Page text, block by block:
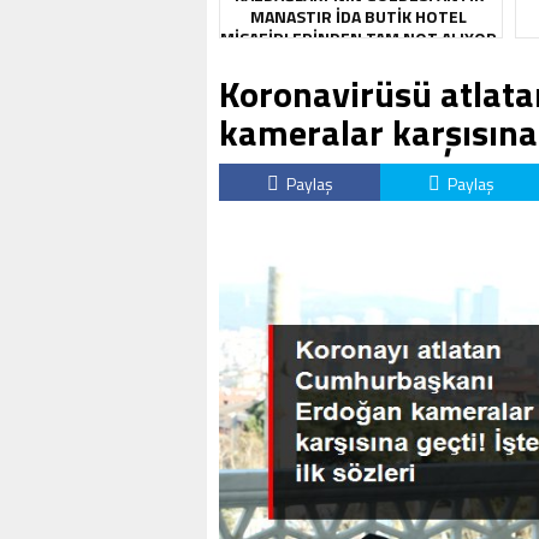
MANASTIR İDA BUTIK HOTEL
MISAFIRLERINDEN TAM NOT ALIYOR
Koronavirüsü
kameralar
Paylaş Paylaş